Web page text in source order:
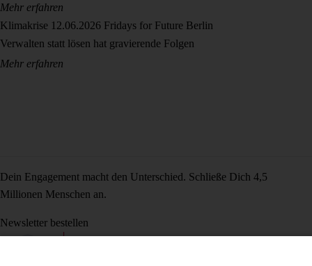
Mehr erfahren
Klimakrise 12.06.2026 Fridays for Future Berlin
Verwalten statt lösen hat gravierende Folgen
Mehr erfahren
Dein Engagement macht den Unterschied. Schließe Dich 4,5
Millionen Menschen an.
Newsletter bestellen